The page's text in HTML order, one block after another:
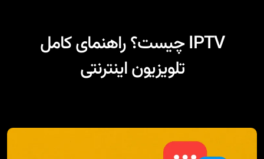
IPTV چیست؟ راهنمای کامل
تلویزیون اینترنتی